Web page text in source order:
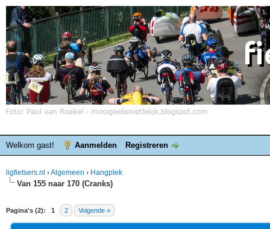
Welkom gast! Aanmelden Registreren
ligfietsers.nl ›Algemeen › Hangplek
Van 155 naar 170 (Cranks)
Pagina's (2): 1 2 Volgende »
waardering is 0